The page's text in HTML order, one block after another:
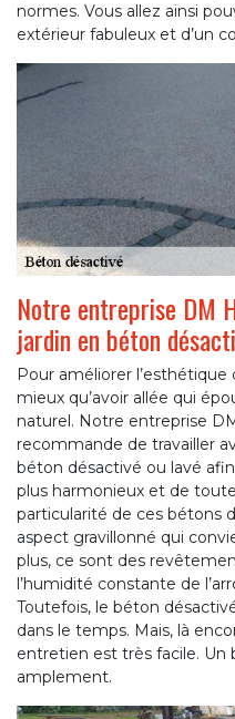
normes. Vous allez ainsi
extérieur fabuleux et d’un
Notre entreprise DM
jardin en béton
Pour améliorer l’esthétique
mieux qu’avoir allée qui
naturel. Notre entreprise
recommande de travailler
béton désactivé ou lavé
plus harmonieux et de
particularité de ces bétons
aspect gravillonné qui
plus, ce sont des
l’humidité constante de
Toutefois, le béton
dans le temps. Mais, là
entretien est très facile. Un
amplement.